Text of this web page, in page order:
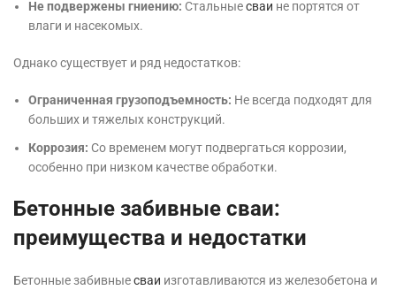
Не подвержены гниению: Стальныесваи не портятся от
влаги и насекомых.
Однако существует и ряд недостатков:
Ограниченная грузоподъемность: Не всегда подходят для
больших и тяжелых конструкций.
Коррозия: Со временем могут подвергаться коррозии,
особенно при низком качестве обработки.
Бетонные забивные сваи:
преимущества и недостатки
Бетонные забивныесваи изготавливаются из железобетона и